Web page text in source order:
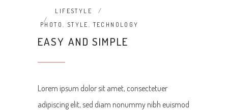
LIFESTYLE
PHOTO
STYLE TECHNOLOGY
EASY AND SIMPLE
Lorem ipsum dolor sit amet, consectetuer
adipiscing elit, sed diam nonummy nibh euismod